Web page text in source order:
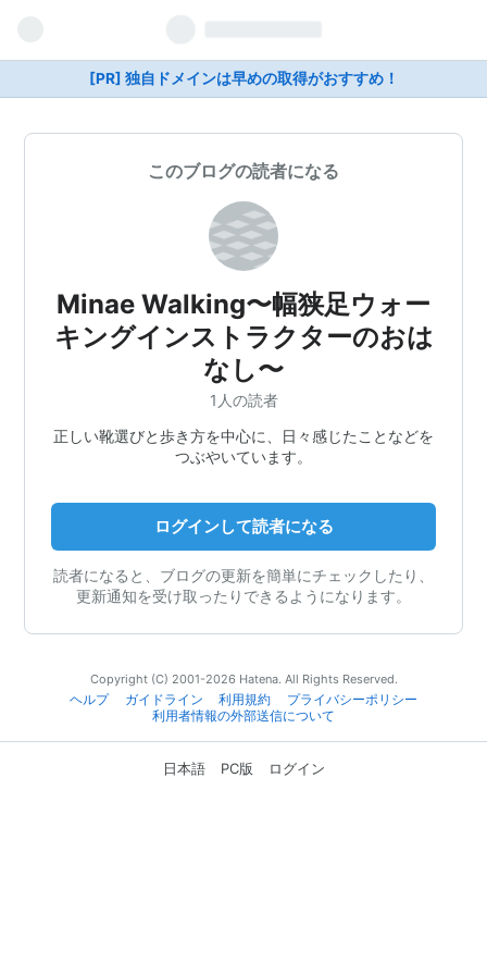
[PR] 独自ドメインは早めの取得がおすすめ！
このブログの読者になる
Minae Walking〜幅狭足ウォー
キングインストラクターのおは
なし〜
1人の読者
正しい靴選びと歩き方を中心に、日々感じたことなどを
つぶやいています。
ログインして読者になる
読者になると、ブログの更新を簡単にチェックしたり、
更新通知を受け取ったりできるようになります。
Copyright (C) 2001-2026 Hatena. All Rights Reserved.
ヘルプ
ガイドライン 利用規約
プライバシーポリシー
利用者情報の外部送信について
日本語 PC版 ログイン